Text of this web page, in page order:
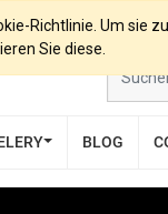
Richtlinie. Um sie
Sie diese.
BLOG